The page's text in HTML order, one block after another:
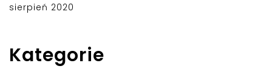
sierpień 2020
Kategorie